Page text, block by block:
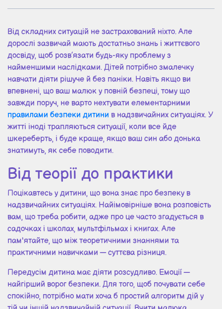
Від складних ситуацій не застрахований ніхто. Але
дорослі зазвичай мають достатньо знань і життєвого
досвіду, щоб розв’язати будь-яку проблему з
найменшими наслідками. Дітей потрібно змалечку
навчати діяти рішуче й без паніки. Навіть якщо ви
впевнені, що ваш малюк у повній безпеці, тому що
завжди поруч, не варто нехтувати елементарними
правилами безпеки дитини в надзвичайних ситуаціях. У
житті іноді трапляються ситуації, коли все йде
шкереберть, і буде краще, якщо ваш син або донька
знатимуть, як себе поводити.
Від теорії до практики
Поцікавтесь у дитини, що вона знає про безпеку в
надзвичайних ситуаціях. Найімовірніше вона розповість
вам, що треба робити, адже про це часто згадується в
садочках і школах, мультфільмах і книгах. Але
пам'ятайте, що між теоретичними знаннями та
практичними навичками — суттєва різниця.
Передусім дитина має діяти розсудливо. Емоції —
найгірший ворог безпеки. Для того, щоб почувати себе
спокійно, потрібно мати хоча б простий алгоритм дій у